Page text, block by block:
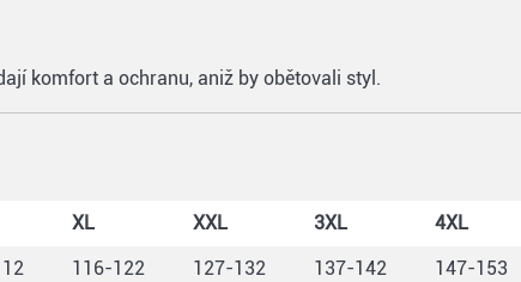
komfort a ochranu, aniž by obětovali styl.
XL XXL 3XL
4XL
116-122 127-132 137-142
147-153